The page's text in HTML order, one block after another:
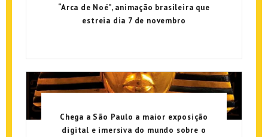
“Arca de Noé”, animação brasileira que
estreia dia 7 de novembro
Chega a São Paulo a maior exposição
digital e imersiva do mundo sobre o